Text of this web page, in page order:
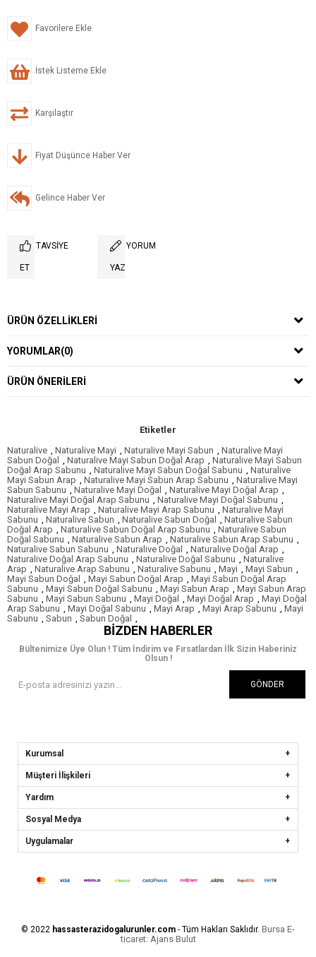
Favorilere Ekle
İstek Listeme Ekle
Karşılaştır
Fiyat Düşünce Haber Ver
Gelince Haber Ver
TAVSIYE
ET
YORUM
YAZ
ÜRÜN ÖZELLIKLERI
YORUMLAR(0)
ÜRÜN ÖNERILERI
Etiketler
Naturalive , Naturalive Mayi , Naturalive Mayi Sabun , Naturalive Mayi
Sabun Doğal , Naturalive Mayi Sabun Doğal Arap , Naturalive Mayi Sabun
Doğal Arap Sabunu , Naturalive Mayi Sabun Doğal Sabunu , Naturalive
Mayi Sabun Arap , Naturalive Mayi Sabun Arap Sabunu , Naturalive Mayi
Sabun Sabunu , Naturalive Mayi Doğal , Naturalive Mayi Doğal Arap ,
Naturalive Mayi Doğal Arap Sabunu , Naturalive Mayi Doğal Sabunu ,
Naturalive Mayi Arap , Naturalive Mayi Arap Sabunu , Naturalive Mayi
Sabunu , Naturalive Sabun , Naturalive Sabun Doğal , Naturalive Sabun
Doğal Arap , Naturalive Sabun Doğal Arap Sabunu , Naturalive Sabun
Doğal Sabunu , Naturalive Sabun Arap , Naturalive Sabun Arap Sabunu ,
Naturalive Sabun Sabunu , Naturalive Doğal , Naturalive Doğal Arap ,
Naturalive Doğal Arap Sabunu , Naturalive Doğal Sabunu , Naturalive
Arap , Naturalive Arap Sabunu , Naturalive Sabunu , Mayi , Mayi Sabun ,
Mayi Sabun Doğal , Mayi Sabun Doğal Arap , Mayi Sabun Doğal Arap
Sabunu , Mayi Sabun Doğal Sabunu , Mayi Sabun Arap , Mayi Sabun Arap
Sabunu , Mayi Sabun Sabunu , Mayi Doğal , Mayi Doğal Arap , Mayi Doğal
Arap Sabunu , Mayi Doğal Sabunu , Mayi Arap , Mayi Arap Sabunu , Mayi
Sabunu , Sabun , Sabun Doğal ,
BIZDEN HABERLER
Bültenimize Üye Olun ! Tüm İndirim ve Fırsatlardan İlk Sizin Haberiniz
Olsun !
GÖNDER
Kurumsal
Müşteri İlişkileri
Yardım
Sosyal Medya
Uygulamalar
© 2022 hassasterazidogalurunler.com - Tüm Hakları Saklıdır. Bursa E-
ticaret: Ajans Bulut